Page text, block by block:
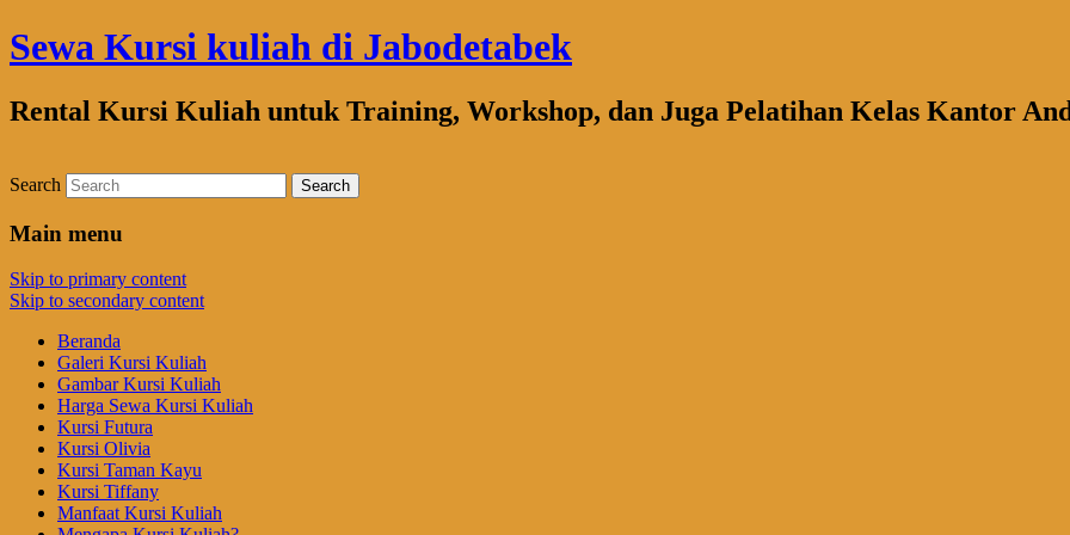
Sewa Kursi kuliah di Jabodetabek
Rental Kursi Kuliah untuk Training, Workshop, dan Juga Pelatihan Kelas Kantor
Search
Main menu
Skip to primary content
Skip to secondary content
Beranda
Galeri Kursi Kuliah
Gambar Kursi Kuliah
Harga Sewa Kursi Kuliah
Kursi Futura
Kursi Olivia
Kursi Taman Kayu
Kursi Tiffany
Manfaat Kursi Kuliah